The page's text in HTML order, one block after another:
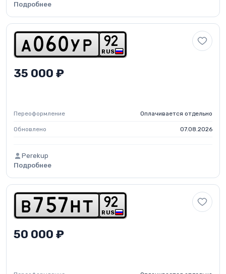
Подробнее
a 0 6 0 y p RUS
92
35 000 ₽
Переоформление Оплачивается отдельно
Обновлено 07.08.2026
Perekup
Подробнее
b 7 5 7 h t RUS
92
50 000 ₽